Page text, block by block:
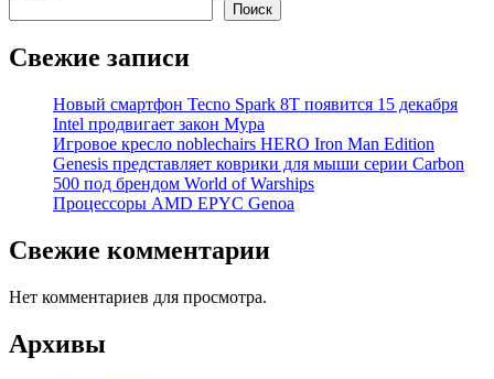
Поиск
Свежие записи
Новый смартфон Tecno Spark 8T появится 15 декабря
Intel продвигает закон Мура
Игровое кресло noblechairs HERO Iron Man Edition
Genesis представляет коврики для мыши серии Carbon
500 под брендом World of Warships
Процессоры AMD EPYC Genoa
Свежие комментарии
Нет комментариев для просмотра.
Архивы